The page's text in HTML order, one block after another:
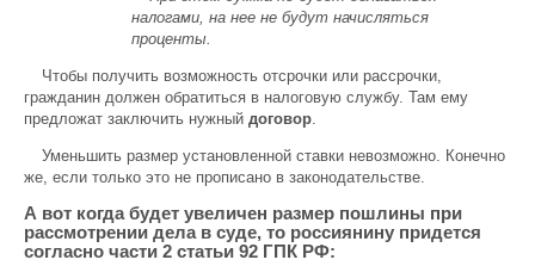
налогами, на нее не будут начисляться
проценты.
Чтобы получить возможность отсрочки или рассрочки,
гражданин должен обратиться в налоговую службу. Там ему
предложат заключить нужный договор.
Уменьшить размер установленной ставки невозможно. Конечно
же, если только это не прописано в законодательстве.
А вот когда будет увеличен размер пошлины при
рассмотрении дела в суде, то россиянину придется
согласно части 2 статьи 92 ГПК РФ: